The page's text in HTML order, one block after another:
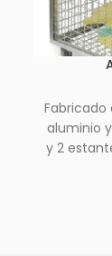
aluminio
y 2